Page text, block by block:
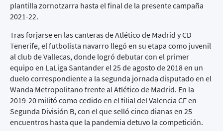
plantilla zornotzarra hasta el final de la presente campaña
2021-22.
Tras forjarse en las canteras de Atlético de Madrid y CD
Tenerife, el futbolista navarro llegó en su etapa como juvenil
al club de Vallecas, donde logró debutar con el primer
equipo en LaLiga Santander el 25 de agosto de 2018 en un
duelo correspondiente a la segunda jornada disputado en el
Wanda Metropolitano frente al Atlético de Madrid. En la
2019-20 militó como cedido en el filial del Valencia CF en
Segunda División B, con el que selló cinco dianas en 25
encuentros hasta que la pandemia detuvo la competición.